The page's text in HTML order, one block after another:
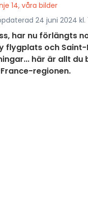
14, våra bilder
24 juni 2024 kl.
har nu förlängts
flygplats och
här är allt du
regionen.